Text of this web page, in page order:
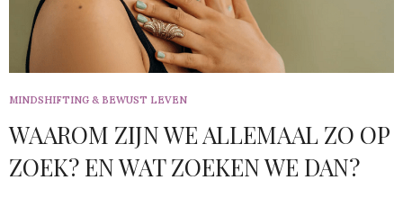
MINDSHIFTING & BEWUST LEVEN
WAAROM ZIJN WE ALLEMAAL ZO OP
ZOEK? EN WAT ZOEKEN WE DAN?